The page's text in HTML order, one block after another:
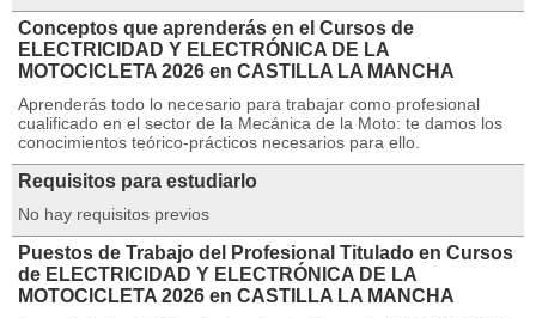
Conceptos que aprenderás en el Cursos de
ELECTRICIDAD Y ELECTRÓNICA DE LA
MOTOCICLETA 2026 en CASTILLA LA MANCHA
Aprenderás todo lo necesario para trabajar como profesional
cualificado en el sector de la Mecánica de la Moto: te damos los
conocimientos teórico-prácticos necesarios para ello.
Requisitos para estudiarlo
No hay requisitos previos
Puestos de Trabajo del Profesional Titulado en Cursos
de ELECTRICIDAD Y ELECTRÓNICA DE LA
MOTOCICLETA 2026 en CASTILLA LA MANCHA